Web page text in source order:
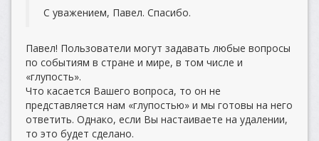
С уважением, Павел. Спасибо.
Павел! Пользователи могут задавать любые вопросы
по событиям в стране и мире, в том числе и
«глупость».
Что касается Вашего вопроса, то он не
представляется нам «глупостью» и мы готовы на него
ответить. Однако, если Вы настаиваете на удалении,
то это будет сделано.